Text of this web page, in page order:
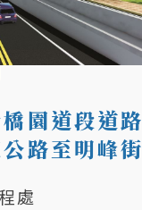
園道段道路
路至明峰街
程(施工中)
處